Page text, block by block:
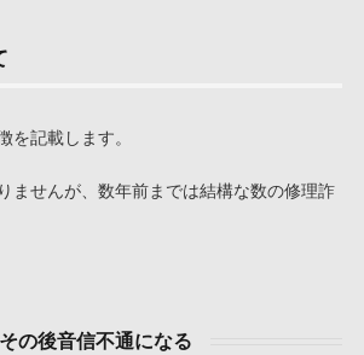
を記載します。
ませんが、数年前までは結構な数の修理詐
の後音信不通になる